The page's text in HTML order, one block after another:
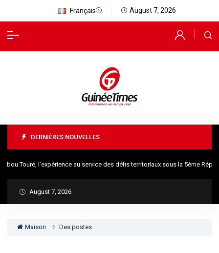
Français August 7, 2026
DERNIÈRES NOUVELLES
Touré, l’expérience au service des défis territoriaux sous la 5ème
August 7, 2026
Maison Des postes